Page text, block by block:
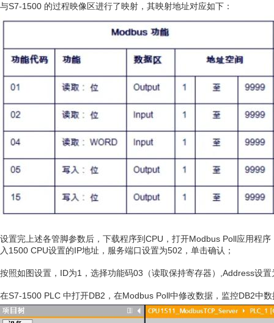
与S7-1500 的过程映像区进行了映射，其映射地址对应如下：
设置完上述各管脚参数后，下载程序到CPU，打开Modbus Poll应用程
入1500 CPU设置的IP地址，服务端口设置为502，单击确认；
按照如图设置，ID为1，选择功能码03（读取保持寄存器）,Address设
在S7-1500 PLC 中打开DB2，在Modbus Poll中修改数据，监控DB2中